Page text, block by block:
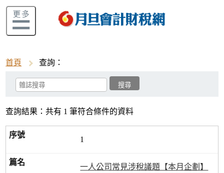
首頁 查詢：
查詢結果：共有 1 筆符合條件的資料
1
一人公司常見涉稅議題【本月企劃】